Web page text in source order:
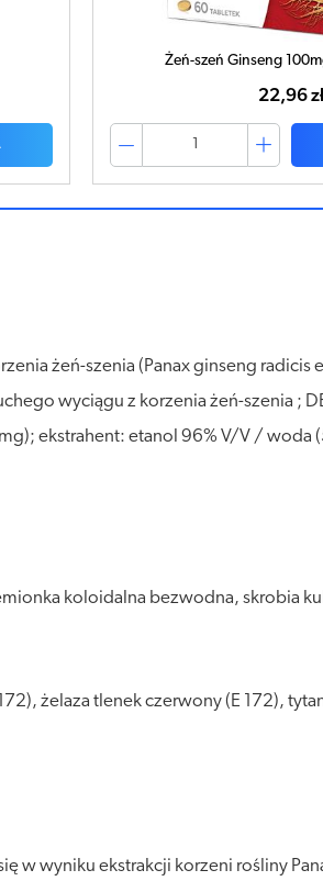
Żeń-szeń Ginseng
22,96 zł
żeń-szenia (Panax ginseng radicis
wyciągu z korzenia żeń-szenia ;
ekstrahent: etanol 96% V/V / woda
koloidalna bezwodna, skrobia
żelaza tlenek czerwony (E 172),
w wyniku ekstrakcji korzeni rośliny